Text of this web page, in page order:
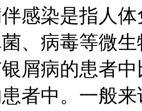
感染是指人
、病毒等微
屑病的患者
者中。一般